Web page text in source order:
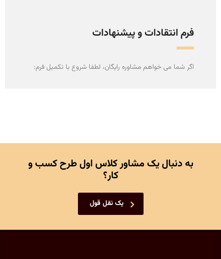
فرم انتقادات و پیشنهادات
اگر شما می خواهم مشاوره رایگان، لطفا شروع با تکمیل فرم:
به دنبال یک مشاور کلاس اول طرح کسب و
کار؟
یک نقل قول